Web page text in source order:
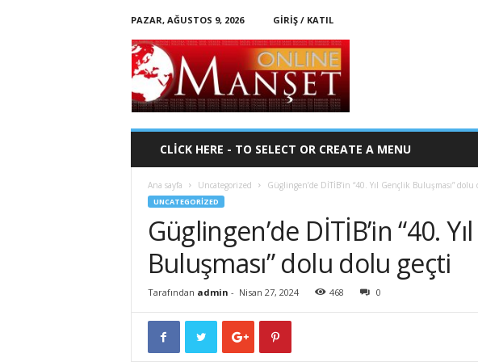
PAZAR, AĞUSTOS 9, 2026
GIRIŞ / KATIL
O
n
i
n
CLICK HERE - TO SELECT OR CREATE A MENU
Ana sayfa Uncategorized Güglingen’de DİTİB’in “40. Yıl Gençlik Buluşması” dolu
UNCATEGORIZED
Güglingen’de DİTİB’in “40.
Buluşması” dolu dolu geçti
Tarafından admin - Nisan 27, 2024 468 0